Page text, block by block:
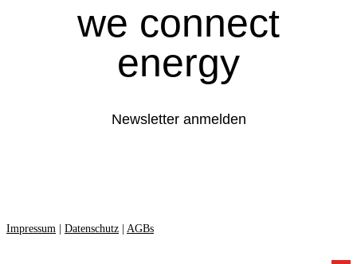
we connect
energy
Newsletter anmelden
Impressum Datenschutz AGBs